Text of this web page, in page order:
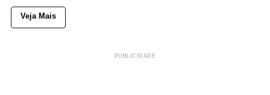
Veja Mais
PUBLICIDADE